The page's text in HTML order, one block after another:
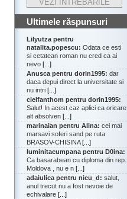
Ultimele răspunsuri
Lilyutza pentru
natalita.popescu: Odata ce esti
si cetatean roman nu cred ca ai
nevo [...]
Anusca pentru dorin1995: dar
daca depui direct la universitate si
nu intri [...]
cielfanthom pentru dorin1995:
Salut! In acest caz aplici ca oricare
alt absolven [...]
marinaian pentru Alina: cei mai
marsavi soferi sand pe ruta
BRASOV-CHISINA[...]
luminitacumpana pentru D0ina:
Ca basarabean cu diploma din rep.
Moldova , nu e n [...]
adaiulica pentru nicu_d: salut,
anul trecut nu a fost nevoie de
echivalare [...]